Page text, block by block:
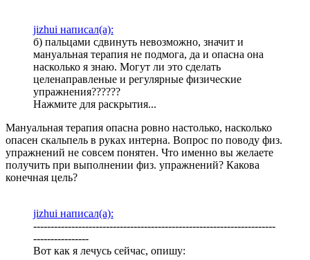
jizhui написал(а):
б) пальцами сдвинуть невозможно, значит и
мануальная терапия не подмога, да и опасна она
насколько я знаю. Могут ли это сделать
целенаправленые и регулярные физические
упражнения??????
Нажмите для раскрытия...
Мануальная терапия опасна ровно настолько, насколько
опасен скальпель в руках интерна. Вопрос по поводу физ.
упражнений не совсем понятен. Что именно вы желаете
получить при выполнении физ. упражнений? Какова
конечная цель?
jizhui написал(а):
----------------------------------------------------------------------
----------------
Вот как я лечусь сейчас, опишу: